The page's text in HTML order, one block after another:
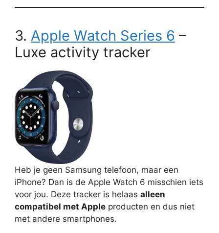
3. Apple Watch Series 6 –
Luxe activity tracker
Heb je geen Samsung telefoon, maar een
iPhone? Dan is de Apple Watch 6 misschien iets
voor jou. Deze tracker is helaas alleen
compatibel met Apple producten en dus niet
met andere smartphones.